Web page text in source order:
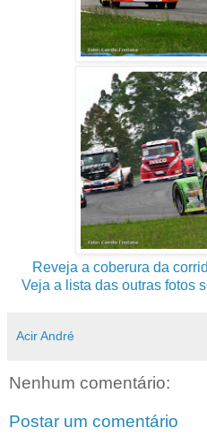
Reveja a coberura da
Veja a lista das outras fotos
Acir André
Nenhum comentário:
Postar um comentário